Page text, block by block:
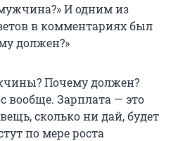
И одним из
в комментариях был
должен?»
Почему должен?
вообще. Зарплата — это
сколько ни дай, будет
по мере роста